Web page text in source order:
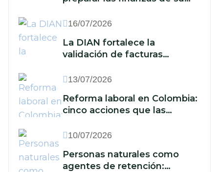
escenario económico
16/07/2026
La DIAN fortalece la
validación de facturas
para las empresas?
13/07/2026
Reforma laboral en Colombia:
cinco acciones que las
implementar frente a la
nuevos recargos
10/07/2026
Personas naturales como
agentes de retención: